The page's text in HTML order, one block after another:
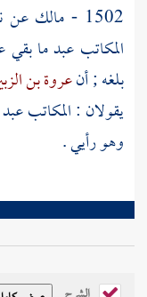
1502 -
مالكعن
المكاتب عبد ما بقي
بلغه ; أنعروة بن
يقولان : المكاتب
وهو رأيي .